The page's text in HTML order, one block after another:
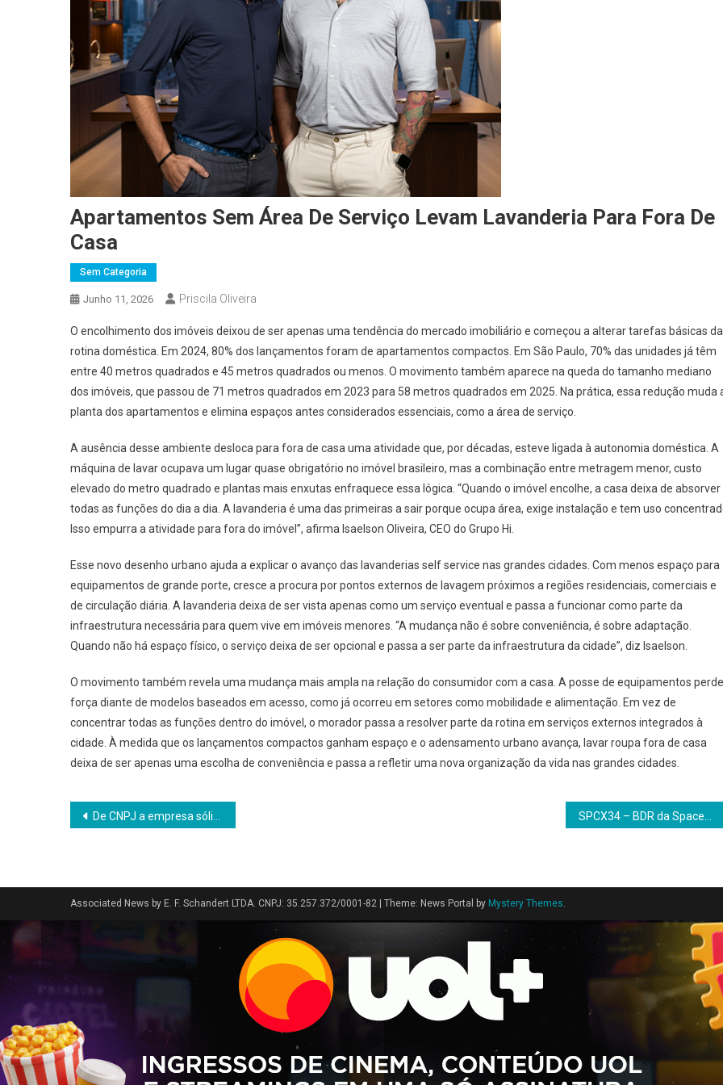
Apartamentos Sem Área De Serviço Levam Lavanderia Para Fora De
Casa
Sem Categoria
Junho 11, 2026 Priscila Oliveira
O encolhimento dos imóveis deixou de ser apenas uma tendência do mercado imobiliário e começou a alterar tarefas básicas da
rotina doméstica. Em 2024, 80% dos lançamentos foram de apartamentos compactos. Em São Paulo, 70% das unidades já têm
entre 40 metros quadrados e 45 metros quadrados ou menos. O movimento também aparece na queda do tamanho mediano
dos imóveis, que passou de 71 metros quadrados em 2023 para 58 metros quadrados em 2025. Na prática, essa redução muda
planta dos apartamentos e elimina espaços antes considerados essenciais, como a área de serviço.
A ausência desse ambiente desloca para fora de casa uma atividade que, por décadas, esteve ligada à autonomia doméstica. A
máquina de lavar ocupava um lugar quase obrigatório no imóvel brasileiro, mas a combinação entre metragem menor, custo
elevado do metro quadrado e plantas mais enxutas enfraquece essa lógica. “Quando o imóvel encolhe, a casa deixa de absorver
todas as funções do dia a dia. A lavanderia é uma das primeiras a sair porque ocupa área, exige instalação e tem uso
Isso empurra a atividade para fora do imóvel”, afirma Isaelson Oliveira, CEO do Grupo Hi.
Esse novo desenho urbano ajuda a explicar o avanço das lavanderias self service nas grandes cidades. Com menos espaço para
equipamentos de grande porte, cresce a procura por pontos externos de lavagem próximos a regiões residenciais, comerciais e
de circulação diária. A lavanderia deixa de ser vista apenas como um serviço eventual e passa a funcionar como parte da
infraestrutura necessária para quem vive em imóveis menores. “A mudança não é sobre conveniência, é sobre adaptação.
Quando não há espaço físico, o serviço deixa de ser opcional e passa a ser parte da infraestrutura da cidade”, diz Isaelson.
O movimento também revela uma mudança mais ampla na relação do consumidor com a casa. A posse de equipamentos perde
força diante de modelos baseados em acesso, como já ocorreu em setores como mobilidade e alimentação. Em vez de
concentrar todas as funções dentro do imóvel, o morador passa a resolver parte da rotina em serviços externos integrados à
cidade. À medida que os lançamentos compactos ganham espaço e o adensamento urbano avança, lavar roupa fora de casa
deixa de ser apenas uma escolha de conveniência e passa a refletir uma nova organização da vida nas grandes cidades.
Navegação
Post
De CNPJ a empresa sólida, método ganha força entre empreendedores
Associated News by E. F. Schandert LTDA. CNPJ: 35.257.372/0001-82 Theme: News Portal by Mystery Themes.